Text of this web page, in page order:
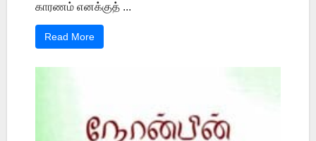
காரணம் எனக்குத் ...
Read More